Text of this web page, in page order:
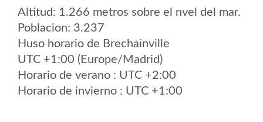
Altitud: 1.266 metros sobre el nvel del mar.
Poblacion: 3.237
Huso horario de Brechainville
UTC +1:00 (Europe/Madrid)
Horario de verano : UTC +2:00
Horario de invierno : UTC +1:00